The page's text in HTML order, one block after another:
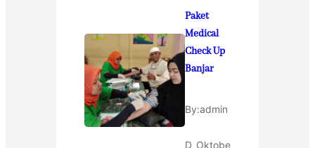
Paket
Medical
Check Up
Banjar
By:admin
D Oktobe